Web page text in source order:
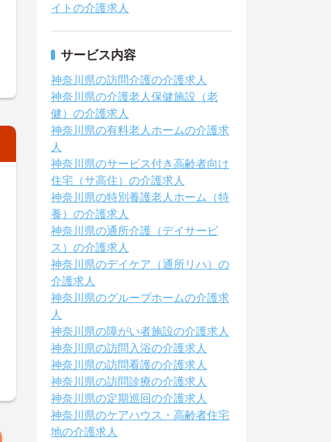
イトの介護求人
サービス内容
神奈川県の訪問介護の介護求人
神奈川県の介護老人保健施設（老
健）の介護求人
神奈川県の有料老人ホームの介護求
人
神奈川県のサービス付き高齢者向け
住宅（サ高住）の介護求人
神奈川県の特別養護老人ホーム（特
養）の介護求人
神奈川県の通所介護（デイサービ
ス）の介護求人
神奈川県のデイケア（通所リハ）の
介護求人
神奈川県のグループホームの介護求
人
神奈川県の障がい者施設の介護求人
神奈川県の訪問入浴の介護求人
神奈川県の訪問看護の介護求人
神奈川県の訪問診療の介護求人
神奈川県の定期巡回の介護求人
神奈川県のケアハウス・高齢者住宅
地の介護求人